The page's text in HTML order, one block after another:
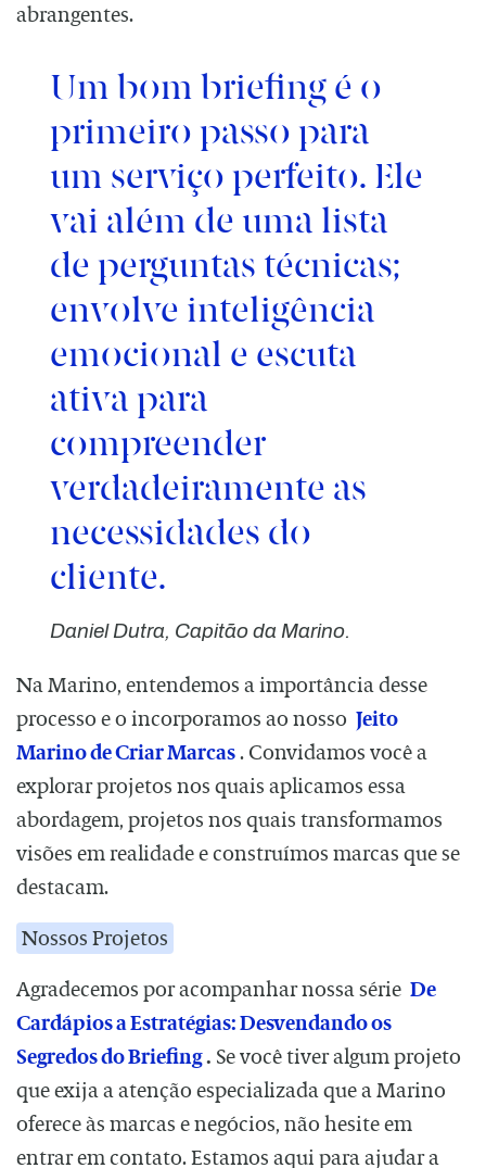
abrangentes.
Um bom briefing é o
primeiro passo para
um serviço perfeito. Ele
vai além de uma lista
de perguntas técnicas;
envolve inteligência
emocional e escuta
ativa para
compreender
verdadeiramente as
necessidades do
cliente.
Daniel Dutra, Capitão da Marino.
Na Marino, entendemos a importância desse
processo e o incorporamos ao nosso Jeito
Marino de Criar Marcas. Convidamos você a
explorar projetos nos quais aplicamos essa
abordagem, projetos nos quais transformamos
visões em realidade e construímos marcas que se
destacam.
Nossos Projetos
Agradecemos por acompanhar nossa série De
Cardápios a Estratégias: Desvendando os
Segredos do Briefing. Se você tiver algum projeto
que exija a atenção especializada que a Marino
oferece às marcas e negócios, não hesite em
entrar em contato. Estamos aqui para ajudar a